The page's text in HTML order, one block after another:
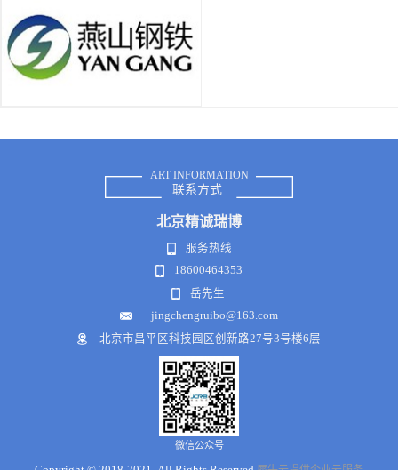
ART INFORMATION
联系方式
北京精诚瑞博
服务热线
18600464353
岳先生
jingchengruibo@163.com
北京市昌平区科技园区创新路27号3号楼6层
微信公众号